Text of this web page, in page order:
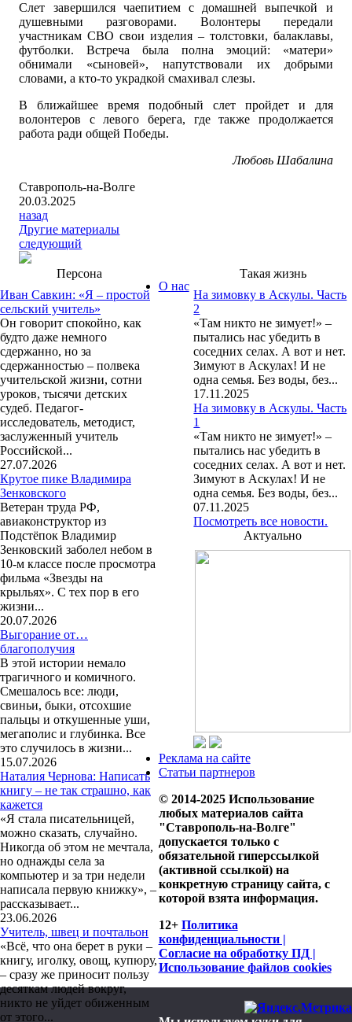
Слет завершился чаепитием с домашней выпечкой и
душевными разговорами. Волонтеры передали
участникам СВО свои изделия – толстовки, балаклавы,
футболки. Встреча была полна эмоций: «матери»
обнимали «сыновей», напутствовали их добрыми
словами, а кто-то украдкой смахивал слезы.
В ближайшее время подобный слет пройдет и для
волонтеров с левого берега, где также продолжается
работа ради общей Победы.
Любовь Шабалина
Ставрополь-на-Волге
20.03.2025
назад
Другие материалы
следующий
Персона
Иван Савкин: «Я – простой
сельский учитель»
Он говорит спокойно, как
будто даже немного
сдержанно, но за
сдержанностью – полвека
учительской жизни, сотни
уроков, тысячи детских
судеб. Педагог-
исследователь, методист,
заслуженный учитель
Российской...
27.07.2026
Крутое пике Владимира
Зенковского
Ветеран труда РФ,
авиаконструктор из
Подстёпок Владимир
Зенковский заболел небом в
10-м классе после просмотра
фильма «Звезды на
крыльях». С тех пор в его
жизни...
20.07.2026
Выгорание от…
благополучия
В этой истории немало
трагичного и комичного.
Смешалось все: люди,
свиньи, быки, отсохшие
пальцы и откушенные уши,
мегаполис и глубинка. Все
это случилось в жизни...
15.07.2026
Наталия Чернова: Написать
книгу – не так страшно, как
кажется
«Я стала писательницей,
можно сказать, случайно.
Никогда об этом не мечтала,
но однажды села за
компьютер и за три недели
написала первую книжку», –
рассказывает...
23.06.2026
Учитель, швец и почтальон
«Всё, что она берет в руки –
книгу, иголку, овощ, купюру,
– сразу же приносит пользу
десяткам людей вокруг,
никто не уйдет обиженным
от этого...
Такая жизнь
На зимовку в Аскулы. Часть
2
«Там никто не зимует!» –
пытались нас убедить в
соседних селах. А вот и нет.
Зимуют в Аскулах! И не
одна семья. Без воды, без...
17.11.2025
На зимовку в Аскулы. Часть
1
«Там никто не зимует!» –
пытались нас убедить в
соседних селах. А вот и нет.
Зимуют в Аскулах! И не
одна семья. Без воды, без...
07.11.2025
Посмотреть все новости.
Актуально
О нас
Реклама на сайте
Статьи партнеров
© 2014-2025 Использование
любых материалов сайта
"Ставрополь-на-Волге"
допускается только с
обязательной гиперссылкой
(активной ссылкой) на
конкретную страницу сайта, с
которой взята информация.
12+ Политика
конфиденциальности |
Согласие на обработку ПД |
Использование файлов cookies